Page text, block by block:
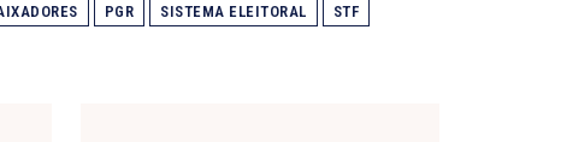
PGR SISTEMA ELEITORAL STF